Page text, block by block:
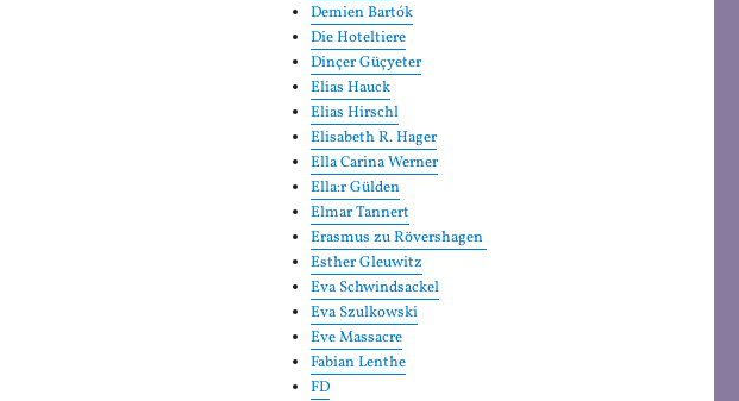
Demien Bartók
Die Hoteltiere
Dinçer Güçyeter
Elias Hauck
Elias Hirschl
Elisabeth R. Hager
Ella Carina Werner
Ella:r Gülden
Elmar Tannert
Erasmus zu Rövershagen
Esther Gleuwitz
Eva Schwindsackel
Eva Szulkowski
Eve Massacre
Fabian Lenthe
FD